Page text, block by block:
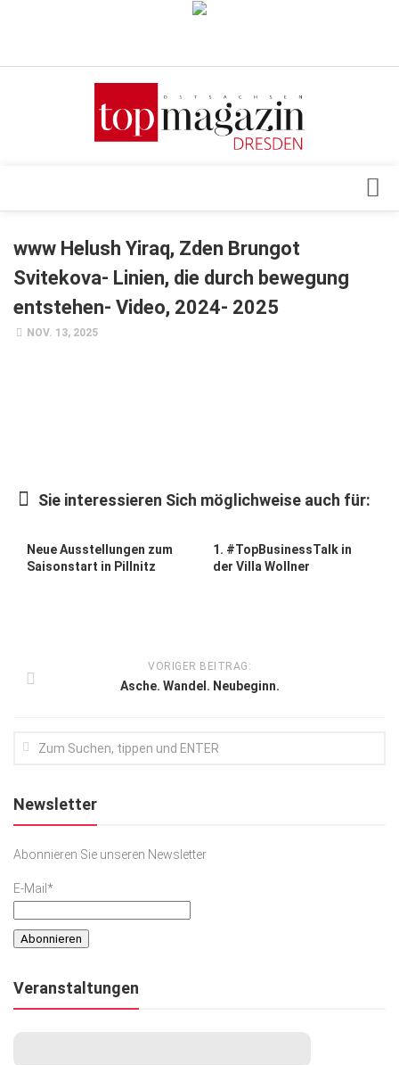
Verkaufsstellen
Top Gesundheitsforum Dresden / Ostsachsen
Mediadaten
Events
Geschäft
Ausflug & Reise
Top Branchen
www Helush Yiraq, Zden Brungot
Svitekova- Linien, die durch bewegung
entstehen- Video, 2024- 2025
NOV. 13, 2025
Sie interessieren Sich möglichweise auch für:
Neue Ausstellungen zum
Saisonstart in Pillnitz
1. #TopBusinessTalk in
der Villa Wollner
VORIGER BEITRAG:
Asche. Wandel. Neubeginn.
Newsletter
Abonnieren Sie unseren Newsletter
E-Mail*
Veranstaltungen